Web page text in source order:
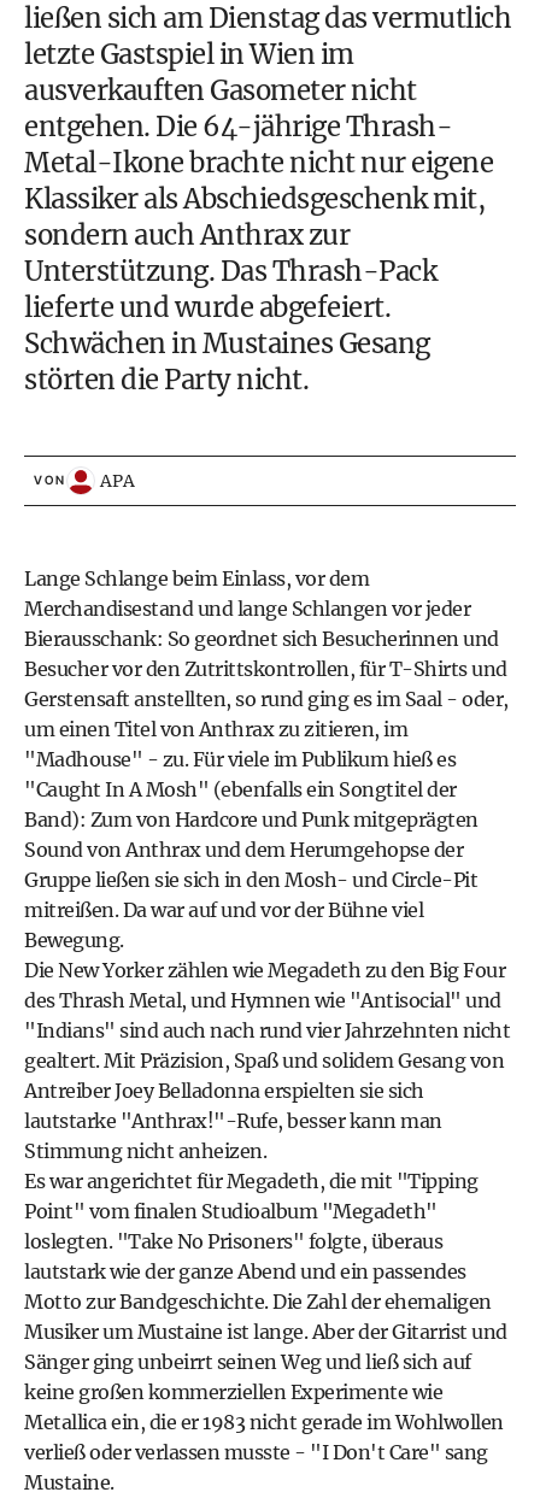
ließen sich am Dienstag das vermutlich
letzte Gastspiel in Wien im
ausverkauften Gasometer nicht
entgehen. Die 64-jährige Thrash-
Metal-Ikone brachte nicht nur eigene
Klassiker als Abschiedsgeschenk mit,
sondern auch Anthrax zur
Unterstützung. Das Thrash-Pack
lieferte und wurde abgefeiert.
Schwächen in Mustaines Gesang
störten die Party nicht.
VON APA
Lange Schlange beim Einlass, vor dem
Merchandisestand und lange Schlangen vor jeder
Bierausschank: So geordnet sich Besucherinnen und
Besucher vor den Zutrittskontrollen, für T-Shirts und
Gerstensaft anstellten, so rund ging es im Saal - oder,
um einen Titel von Anthrax zu zitieren, im
"Madhouse" - zu. Für viele im Publikum hieß es
"Caught In A Mosh" (ebenfalls ein Songtitel der
Band): Zum von Hardcore und Punk mitgeprägten
Sound von Anthrax und dem Herumgehopse der
Gruppe ließen sie sich in den Mosh- und Circle-Pit
mitreißen. Da war auf und vor der Bühne viel
Bewegung.
Die New Yorker zählen wie Megadeth zu den Big Four
des Thrash Metal, und Hymnen wie "Antisocial" und
"Indians" sind auch nach rund vier Jahrzehnten nicht
gealtert. Mit Präzision, Spaß und solidem Gesang von
Antreiber Joey Belladonna erspielten sie sich
lautstarke "Anthrax!"-Rufe, besser kann man
Stimmung nicht anheizen.
Es war angerichtet für Megadeth, die mit "Tipping
Point" vom finalen Studioalbum "Megadeth"
loslegten. "Take No Prisoners" folgte, überaus
lautstark wie der ganze Abend und ein passendes
Motto zur Bandgeschichte. Die Zahl der ehemaligen
Musiker um Mustaine ist lange. Aber der Gitarrist und
Sänger ging unbeirrt seinen Weg und ließ sich auf
keine großen kommerziellen Experimente wie
Metallica ein, die er 1983 nicht gerade im Wohlwollen
verließ oder verlassen musste - "I Don't Care" sang
Mustaine.